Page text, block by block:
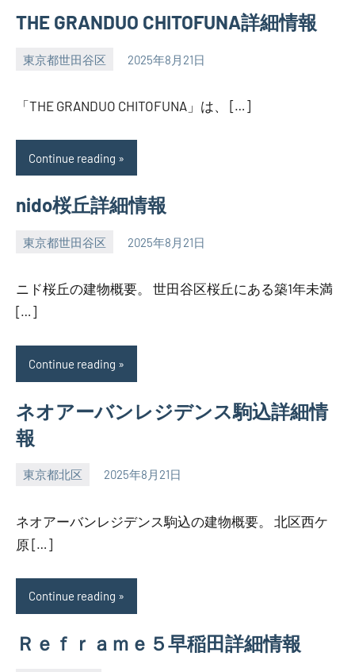
THE GRANDUO CHITOFUNA詳細情報
東京都世田谷区 2025年8月21日
SEZIMO
「THE GRANDUO CHITOFUNA」は、 […]
Continue reading
nido桜丘詳細情報
東京都世田谷区 2025年8月21日
SEZIMO
ニド桜丘の建物概要。 世田谷区桜丘にある築1年未満
[…]
Continue reading
ネオアーバンレジデンス駒込詳細情
報
東京都北区 2025年8月21日
SEZIMO
ネオアーバンレジデンス駒込の建物概要。 北区西ケ
原 […]
Continue reading
Ｒｅｆｒａｍｅ５早稲田詳細情報